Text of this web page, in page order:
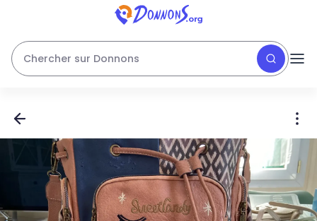
Chercher sur Donnons